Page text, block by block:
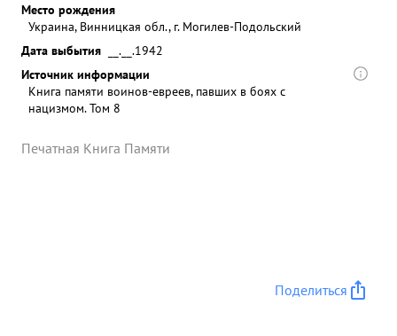
Место рождения
Украина, Винницкая обл., г. Могилев-Подольский
Дата выбытия
__.__.1942
Источник информации
Книга памяти воинов-евреев, павших в боях с
нацизмом. Том 8
Печатная Книга Памяти
Поделиться